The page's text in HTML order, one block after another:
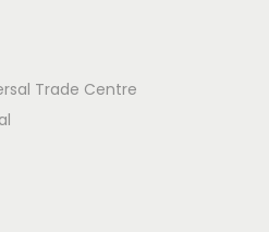
Trade Centre